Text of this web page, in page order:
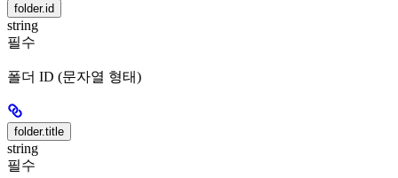
folder.id
string
필수
폴더 ID (문자열 형태)
folder.title
string
필수